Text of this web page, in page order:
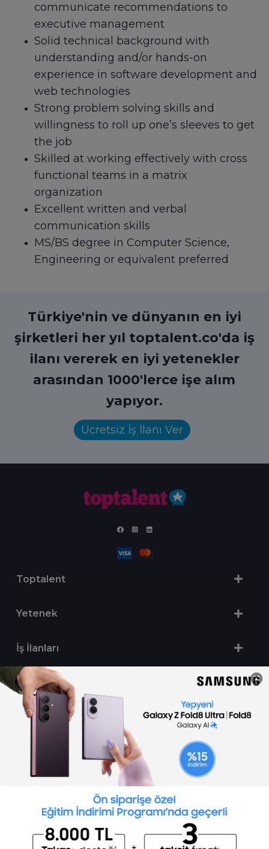
communicate recommendations to
executive management
Solid technical background with
understanding and/or hands-on
experience in software development and
web technologies
Strong problem solving skills and
willingness to roll up one’s sleeves to get
the job
Skilled at working effectively with cross
functional teams in a matrix
organization
Excellent written and verbal
communication skills
MS/BS degree in Computer Science,
Engineering or equivalent preferred
Türkiye'nin ve dünyanın en iyi
şirketleri her yıl toptalent.co'da iş
ilanı vererek en iyi yetenekler
arasından 1000'lerce işe alım
yapıyor.
Ücretsiz İş İlanı Ver
Toptalent
Yetenek
İş İlanları
Sertifika Programları
Yetenek Testleri
Toptalent Marka ve İnsan Kaynakları Danışmanlığı Limited Şirketi Özel İstihdam Bürosu